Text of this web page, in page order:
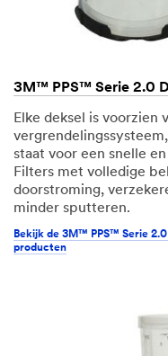
3M™ PPS™ Serie 2.0
Elke deksel is voorzien
staat voor een snelle
Filters met volledige
doorstroming,
minder sputteren.
Bekijk de 3M™ PPS™ Serie
producten